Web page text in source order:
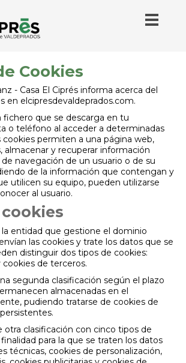
Cookies
- Casa El Ciprés informa acerca del
en elcipresdevaldeprados.com.
fichero que se descarga en tu
o teléfono al acceder a determinadas
cookies permiten a una página web,
almacenar y recuperar información
navegación de un usuario o de su
de la información que contengan y
utilicen su equipo, pueden utilizarse
al usuario.
entidad que gestione el dominio
las cookies y trate los datos que se
distinguir dos tipos de cookies:
cookies de terceros.
segunda clasificación según el plazo
almacenadas en el
pudiendo tratarse de cookies de
otra clasificación con cinco tipos de
para la que se traten los datos
técnicas, cookies de personalización,